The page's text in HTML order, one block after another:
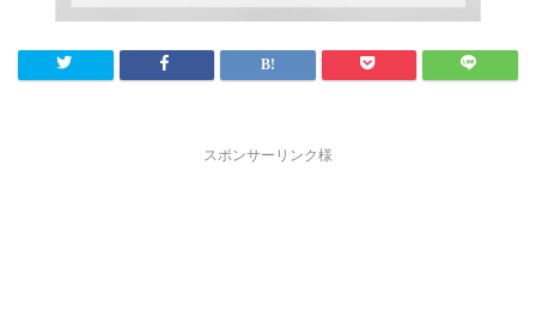
スポンサーリンク様